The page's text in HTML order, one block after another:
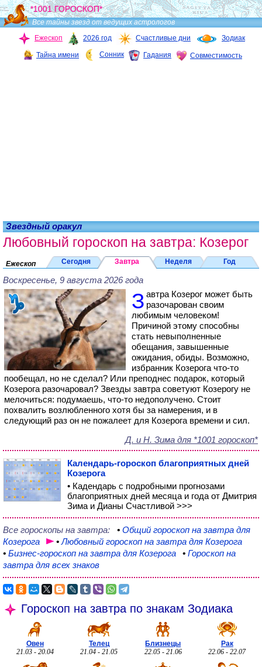
*1001 ГОРОСКОП*
Все тайны звезд от ведущих астрологов
Ежескоп
2026 год Счастливые дни Зодиак
Тайна имени Сонник Гадания Совместимость
Звездный оракул
Любовный гороскоп на завтра: Козерог
Воскресенье, 9 августа 2026 года
Завтра Козерог может быть разочарован своим
любимым человеком!
Причиной этому способны
стать невыполненные
обещания, завышенные
ожидания, обиды. Возможно,
избранник Козерога что-то
пообещал, но не сделал? Или преподнес подарок, который
Козерога разочаровал? Звезды завтра советуют Козерогу не
мелочиться: подумаешь, что-то недополучено. Стоит
похвалить возлюбленного хотя бы за намерения, и в
следующий раз он не пожалеет для Козерога времени и сил.
Д. и Н. Зима для *1001 гороскоп*
Календарь-гороскоп благоприятных дней
Козерога
• Кадендарь с подробными прогнозами
благоприятных дней месяца и года от Дмитрия
Зима и Дианы Счастливой >>>
Все гороскопы на завтра: • Общий гороскоп на завтра для
Козерога
•Любовный гороскоп на завтра для Козерога
• Бизнес-гороскоп на завтра для Козерога • Гороскоп на
завтра для всех знаков
Ежескоп Сегодня Завтра Неделя Год
Гороскоп на завтра по знакам Зодиака
Овен
21.03 - 20.04
Телец
21.04 - 21.05
Близнецы
22.05 - 21.06
Рак
22.06 - 22.07